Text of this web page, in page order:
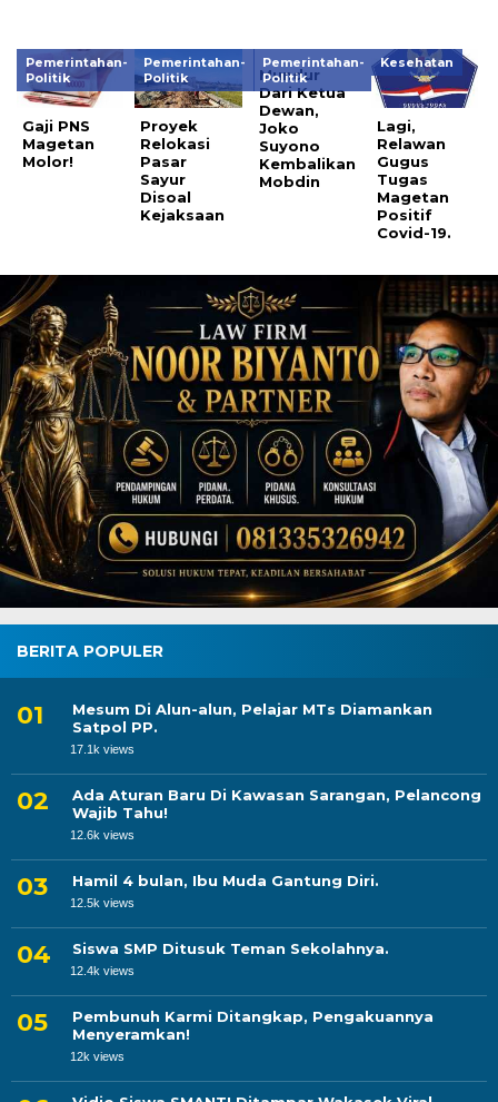
Pemerintahan-
Politik
Gaji PNS
Magetan
Molor!
Pemerintahan-
Politik
Proyek
Relokasi
Pasar
Sayur
Disoal
Kejaksaan
Pemerintahan-
Politik
Mundur
Dari Ketua
Dewan,
Joko
Suyono
Kembalikan
Mobdin
Kesehatan
Lagi,
Relawan
Gugus
Tugas
Magetan
Positif
Covid-19.
BERITA POPULER
Mesum Di Alun-alun, Pelajar MTs Diamankan
Satpol PP.
17.1k views
Ada Aturan Baru Di Kawasan Sarangan, Pelancong
Wajib Tahu!
12.6k views
Hamil 4 bulan, Ibu Muda Gantung Diri.
12.5k views
Siswa SMP Ditusuk Teman Sekolahnya.
12.4k views
Pembunuh Karmi Ditangkap, Pengakuannya
Menyeramkan!
12k views